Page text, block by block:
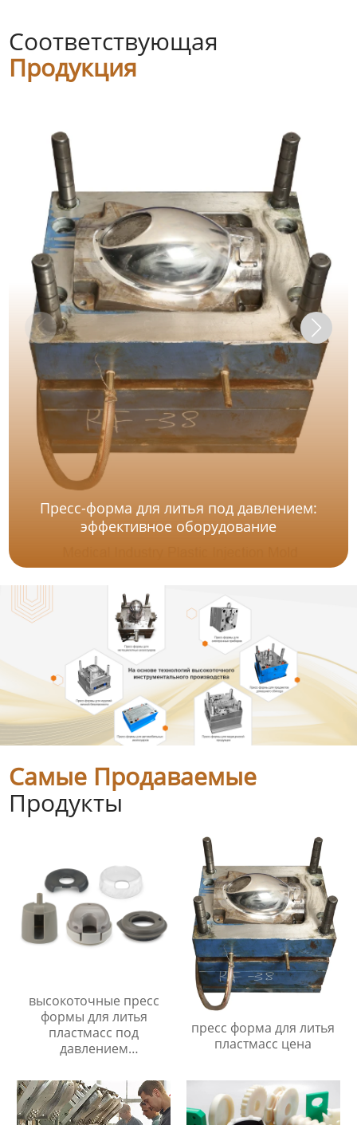
Соответствующая
Продукция
Пресс-форма для литья под давлением:
эффективное оборудование
Самые Продаваемые
Продукты
высокоточные пресс
формы для литья
пластмасс под
давлением
Производители
пресс форма для литья
пластмасс цена